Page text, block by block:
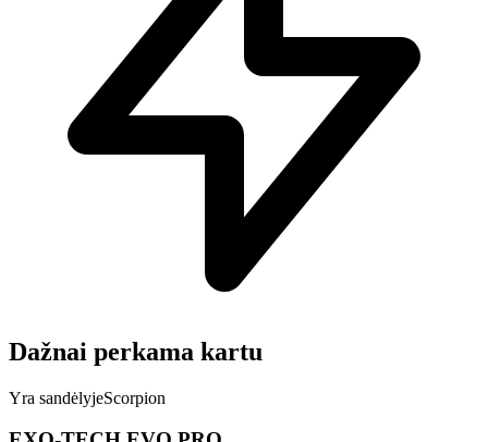
Dažnai perkama kartu
Yra sandėlyjeScorpion